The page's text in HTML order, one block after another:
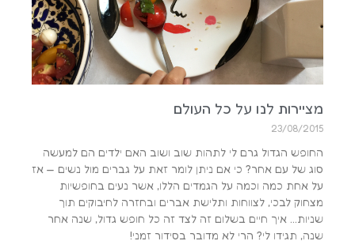
מציירות לנו על כל העולם
23/08/2015
החופש הגדול גרם לי לתהות שוב ושוב האם ילדים הם למעשה
סוג של עם אחר? כי אם ניתן לומר זאת על גברים מול נשים — אז
על אחת כמה וכמה על הגמדים הללו, אשר נעים בחופשיות
מצחוק לבכי, לצווחות ותלישת אברים ובחזרה לחיבוקים תוך
שניות… איך חיים בשלום זה לצד זה כל חופש גדול, שנה אחר
שנה, תגידו לי? הרי לא מדובר בסידור זמני!